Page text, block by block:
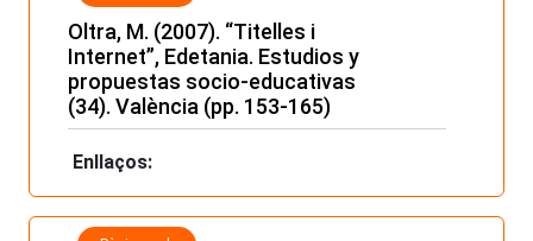
Oltra, M. (2007). “Titelles i
Internet”, Edetania. Estudios y
propuestas socio-educativas
(34). València (pp. 153-165)
Enllaços: